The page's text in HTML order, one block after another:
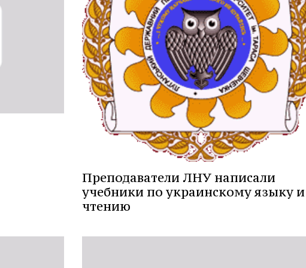
Преподаватели ЛНУ написали
учебники по украинскому языку и
чтению